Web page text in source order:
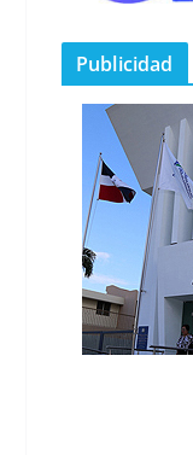
Publicidad